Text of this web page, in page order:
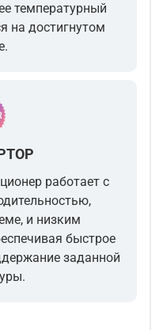
температурный
на достигнутом
работает с
и низким
быстрое
заданной